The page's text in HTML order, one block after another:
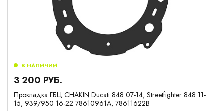
Прокладка ГБЦ CHAKIN Ducati 848 07-14, Streetfighter 848 11-
15, 939/950 16-22 78610961A, 78611622B
В НАЛИЧИИ
3 200 РУБ.